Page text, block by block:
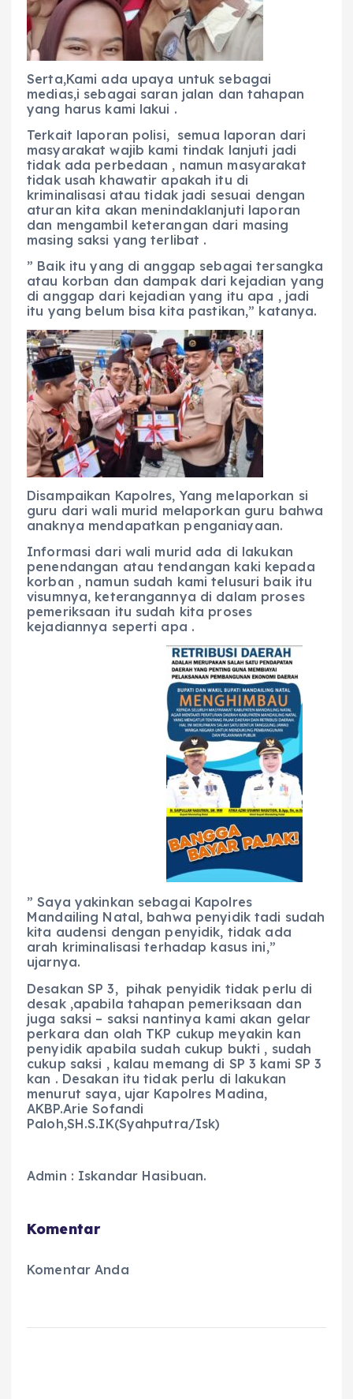
Serta,Kami ada upaya untuk sebagai
medias,i sebagai saran jalan dan tahapan
yang harus kami lakui .
Terkait laporan polisi, semua laporan dari
masyarakat wajib kami tindak lanjuti jadi
tidak ada perbedaan , namun masyarakat
tidak usah khawatir apakah itu di
kriminalisasi atau tidak jadi sesuai dengan
aturan kita akan menindaklanjuti laporan
dan mengambil keterangan dari masing
masing saksi yang terlibat .
” Baik itu yang di anggap sebagai tersangka
atau korban dan dampak dari kejadian yang
di anggap dari kejadian yang itu apa , jadi
itu yang belum bisa kita pastikan,” katanya.
Disampaikan Kapolres, Yang melaporkan si
guru dari wali murid melaporkan guru bahwa
anaknya mendapatkan penganiayaan.
Informasi dari wali murid ada di lakukan
penendangan atau tendangan kaki kepada
korban , namun sudah kami telusuri baik itu
visumnya, keterangannya di dalam proses
pemeriksaan itu sudah kita proses
kejadiannya seperti apa .
” Saya yakinkan sebagai Kapolres
Mandailing Natal, bahwa penyidik tadi sudah
kita audensi dengan penyidik, tidak ada
arah kriminalisasi terhadap kasus ini,”
ujarnya.
Desakan SP 3, pihak penyidik tidak perlu di
desak ,apabila tahapan pemeriksaan dan
juga saksi – saksi nantinya kami akan gelar
perkara dan olah TKP cukup meyakin kan
penyidik apabila sudah cukup bukti , sudah
cukup saksi , kalau memang di SP 3 kami SP 3
kan . Desakan itu tidak perlu di lakukan
menurut saya, ujar Kapolres Madina,
AKBP.Arie Sofandi
Paloh,SH.S.IK(Syahputra/Isk)
Admin : Iskandar Hasibuan.
Komentar
Komentar Anda